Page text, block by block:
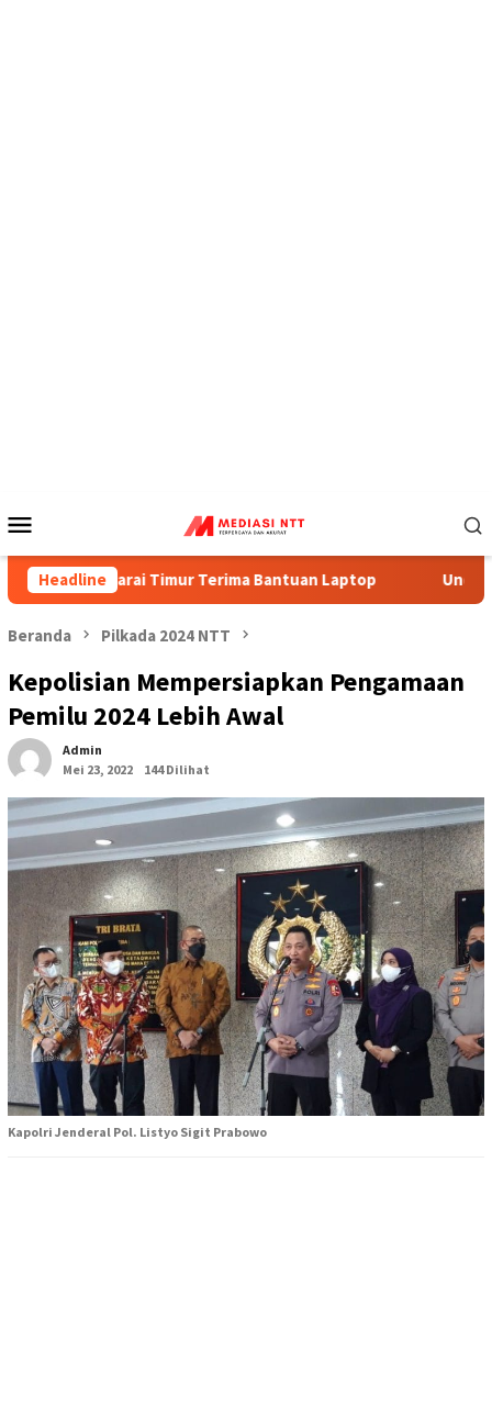
Mobile
Headline
Timur Terima Bantuan Laptop Undana Masuk
Beranda Pilkada 2024 NTT
Kepolisian Mempersiapkan Pengamaan
Pemilu 2024 Lebih Awal
Admin
Mei 23, 2022
144 Dilihat
Kapolri Jenderal Pol. Listyo Sigit Prabowo